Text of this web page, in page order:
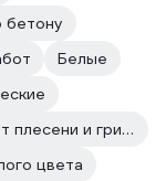
бетону
Белые
Грунтовка глубокого проникновения от плесени и грибка
цвета